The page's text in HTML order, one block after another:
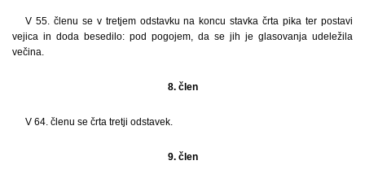
V 55. členu se v tretjem odstavku na koncu stavka črta pika ter postavi
vejica in doda besedilo: pod pogojem, da se jih je glasovanja udeležila
večina.
8. člen
V 64. členu se črta tretji odstavek.
9. člen